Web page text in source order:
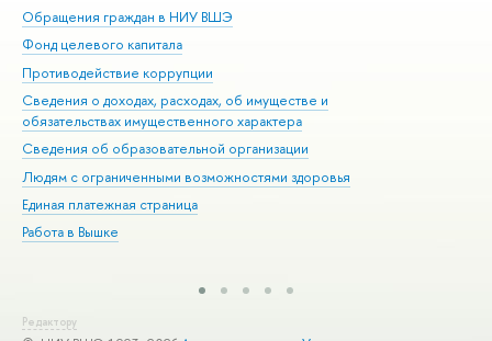
Обращения граждан в НИУ ВШЭ
Фонд целевого капитала
Противодействие коррупции
Сведения о доходах, расходах, об имуществе и
обязательствах имущественного характера
Сведения об образовательной организации
Людям с ограниченными возможностями здоровья
Единая платежная страница
Работа в Вышке
Редактору